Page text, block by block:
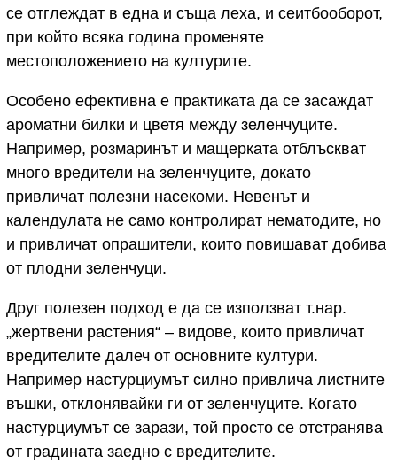
се отглеждат в една и съща леха, и сеитбооборот,
при който всяка година променяте
местоположението на културите.
Особено ефективна е практиката да се засаждат
ароматни билки и цветя между зеленчуците.
Например, розмаринът и мащерката отблъскват
много вредители на зеленчуците, докато
привличат полезни насекоми. Невенът и
календулата не само контролират нематодите, но
и привличат опрашители, които повишават добива
от плодни зеленчуци.
Друг полезен подход е да се използват т.нар.
„жертвени растения“ – видове, които привличат
вредителите далеч от основните култури.
Например настурциумът силно привлича листните
въшки, отклонявайки ги от зеленчуците. Когато
настурциумът се зарази, той просто се отстранява
от градината заедно с вредителите.